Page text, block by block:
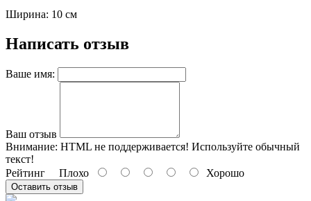
Ширина: 10 см
Написать отзыв
Ваше имя:
Ваш отзыв
Внимание: HTML не поддерживается! Используйте обычный
текст!
Рейтинг Плохо Хорошо
Оставить отзыв